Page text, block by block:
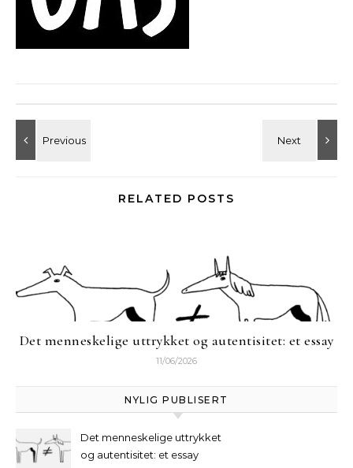
RELATED POSTS
Det menneskelige uttrykket og autentisitet: et essay
11/06/2026
NYLIG PUBLISERT
Det menneskelige uttrykket
og autentisitet: et essay